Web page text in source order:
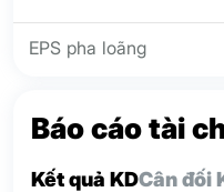
EPS pha loãng
Báo cáo tài
Kết quả KDCân đối